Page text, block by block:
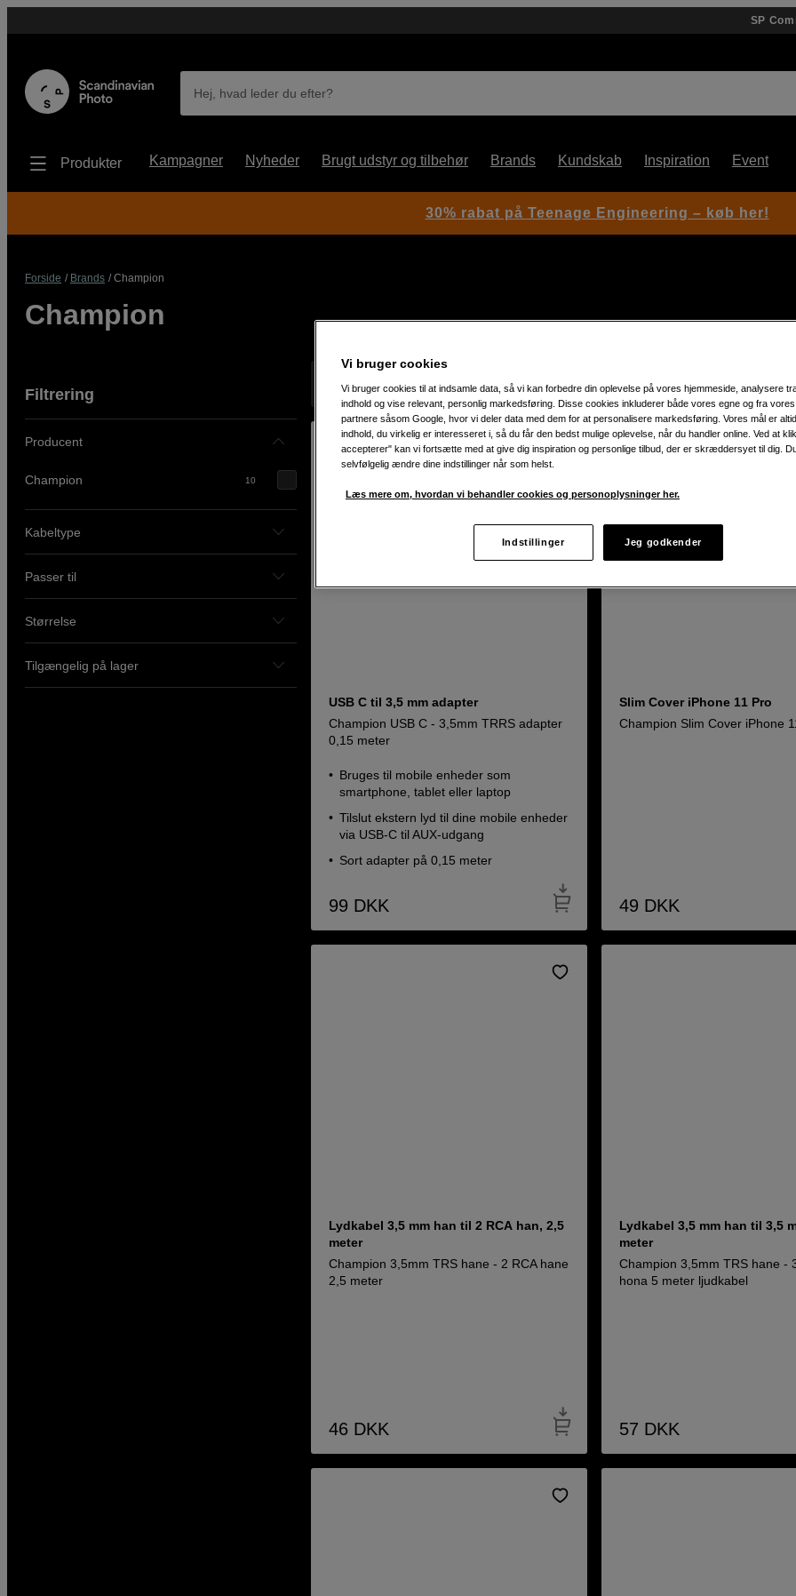
SP
Hej, hvad leder du efter?
Produkter Kampagner Nyheder Brugt udstyr og tilbehør Brands Kundskab Inspiration Event
Forside Brands Champion
Champion
Filtrering
Producent
Champion 10
Kabeltype
Passer til
Størrelse
Tilgængelig på lager
Viser 10 produkter
USB C til 3,5 mm adapter
Champion USB C - 3,5mm TRRS adapter
0,15 meter
Bruges til mobile enheder som
smartphone, tablet eller laptop
Tilslut ekstern lyd til dine mobile enheder
via USB-C til AUX-udgang
Sort adapter på 0,15 meter
99 DKK
Slim Cover iPhone 11 Pro
Champion Slim Cover iPhone
49 DKK
Lydkabel 3,5 mm han til 2 RCA han, 2,5
meter
Champion 3,5mm TRS hane - 2 RCA hane
2,5 meter
46 DKK
Lydkabel 3,5 mm han til 3,5
meter
Champion 3,5mm TRS hane -
hona 5 meter ljudkabel
57 DKK
30% rabat på Teenage Engineering – køb her!
Vi bruger cookies
Vi bruger cookies til at indsamle data, så vi kan forbedre din oplevelse på vores hjemmeside, analysere
indhold og vise relevant, personlig markedsføring. Disse cookies inkluderer både vores egne og fra
partnere såsom Google, hvor vi deler data med dem for at personalisere markedsføring. Vores mål er
indhold, du virkelig er interesseret i, så du får den bedst mulige oplevelse, når du handler online. Ved at
accepterer" kan vi fortsætte med at give dig inspiration og personlige tilbud, der er skræddersyet til dig.
selvfølgelig ændre dine indstillinger når som helst.
Læs mere om, hvordan vi behandler cookies og personoplysninger her.
Indstillinger Jeg godkender